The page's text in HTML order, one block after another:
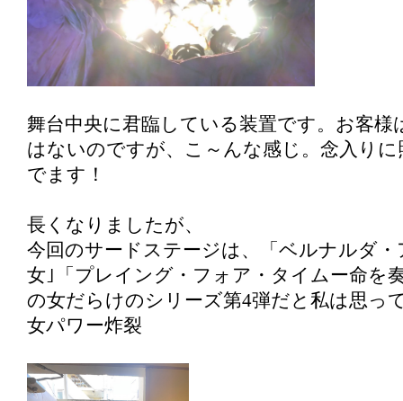
舞台中央に君臨している装置です。お客様
はないのですが、こ～んな感じ。念入り
でます！
長くなりましたが、
今回のサードステージは、「ベルナルダ・
女｣「プレイング・フォア・タイムー命を
の女だらけのシリーズ第4弾だと私は思っ
女パワー炸裂